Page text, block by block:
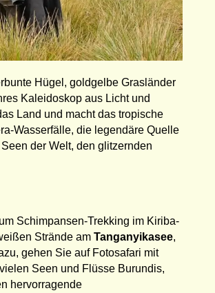
Hügel, goldgelbe Grasländer
Kaleidoskop aus Licht und
Land und macht das tropische
Wasserfälle, die legendäre Quelle
der Welt, den glitzernden
Schimpansen-Trekking im Kiriba-
Strände am Tanganyikasee,
gehen Sie auf Fotosafari mit
Seen und Flüsse Burundis,
hervorragende